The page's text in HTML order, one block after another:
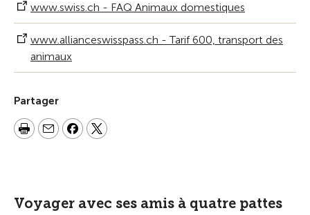
www.swiss.ch - FAQ Animaux domestiques
www.allianceswisspass.ch - Tarif 600, transport des
animaux
Partager
Voyager avec ses amis à quatre pattes